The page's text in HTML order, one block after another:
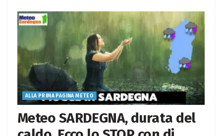
ALLA PRIMA PAGINA METEO
Meteo SARDEGNA, durata del